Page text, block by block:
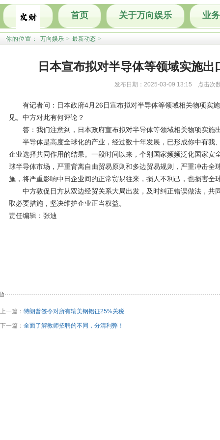
首页 关于万向娱乐 业
你的位置： 万向娱乐 > 最新动态 >
日本宣布拟对半导体等领域实施
发布日期：2025-03-09 13:15 点击次
有记者问：日本政府4月26日宣布拟对半导体等领域相关物项实
见。中方对此有何评论？
答：我们注意到，日本政府宣布拟对半导体等领域相关物项实施
半导体是高度全球化的产业，经过数十年发展，已形成你中有我
企业选择共同作用的结果。一段时间以来，个别国家频频泛化国家安
球半导体市场，严重背离自由贸易原则和多边贸易规则，严重冲击全
施，将严重影响中日企业间的正常贸易往来，损人不利己，也损害全
中方敦促日方从双边经贸关系大局出发，及时纠正错误做法，共
取必要措施，坚决维护企业正当权益。
责任编辑：张迪
上一篇： 特朗普签令对所有输美钢铝征25%关税
下一篇： 全面了解教师招聘的不同，分清利弊！